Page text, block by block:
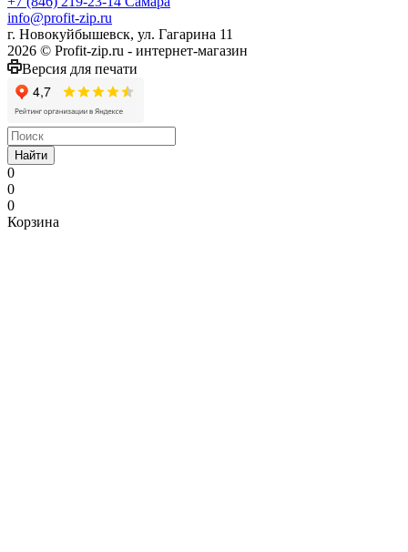
info@profit-zip.ru
г. Новокуйбышевск, ул. Гагарина 11
2026 © Profit-zip.ru - интернет-магазин
Версия для печати
Найти
0
0
0
Корзина